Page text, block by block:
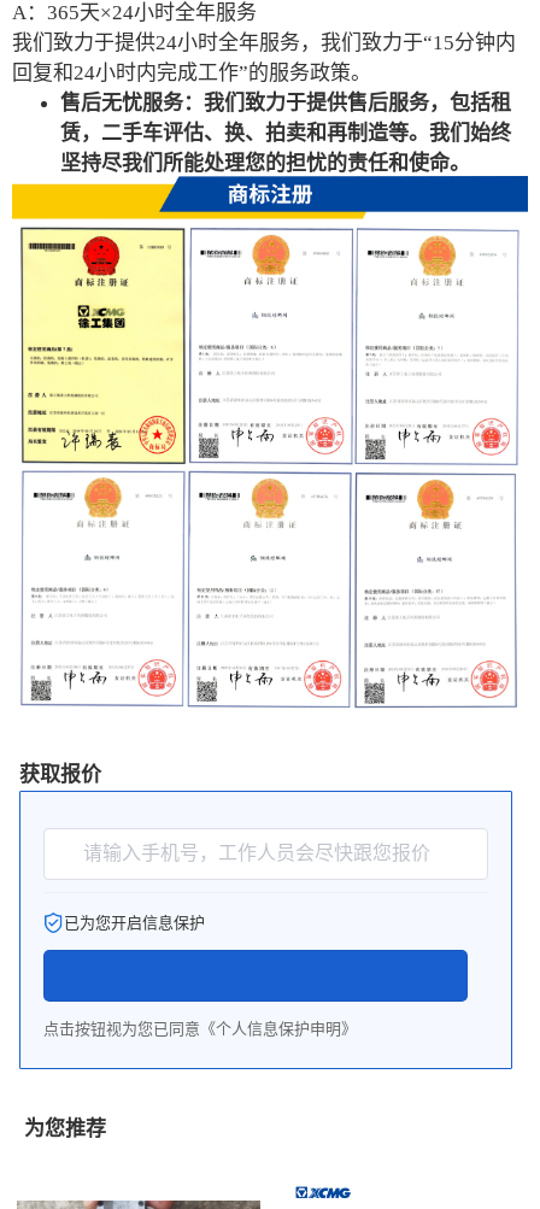
A：365天×24小时全年服务
我们致力于提供24小时全年服务，我们致力于“15分钟内
回复和24小时内完成工作”的服务政策。
售后无忧服务：我们致力于提供售后服务，包括租
赁，二手车评估、换、拍卖和再制造等。我们始终
坚持尽我们所能处理您的担忧的责任和使命。
获取报价
请输入手机号，工作人员会尽快跟您报价
已为您开启信息保护
点击按钮视为您已同意《个人信息保护申明》
为您推荐